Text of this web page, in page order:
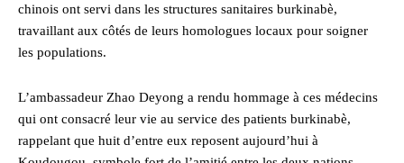
chinois ont servi dans les structures sanitaires burkinabè,
travaillant aux côtés de leurs homologues locaux pour soigner
les populations.
L’ambassadeur Zhao Deyong a rendu hommage à ces médecins
qui ont consacré leur vie au service des patients burkinabè,
rappelant que huit d’entre eux reposent aujourd’hui à